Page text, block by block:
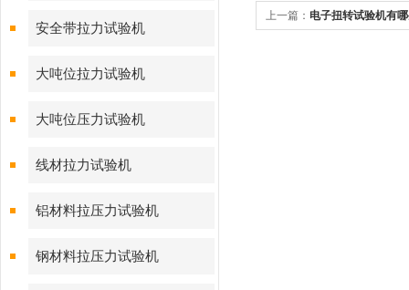
安全带拉力试验机
大吨位拉力试验机
大吨位压力试验机
线材拉力试验机
铝材料拉压力试验机
钢材料拉压力试验机
上一篇： 电子扭转试验机有